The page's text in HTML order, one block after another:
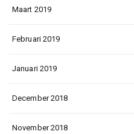
Maart 2019
Februari 2019
Januari 2019
December 2018
November 2018